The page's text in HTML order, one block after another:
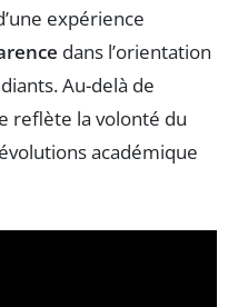
expérience
dans l’orientation
Au-delà de
reflète la volonté du
académique